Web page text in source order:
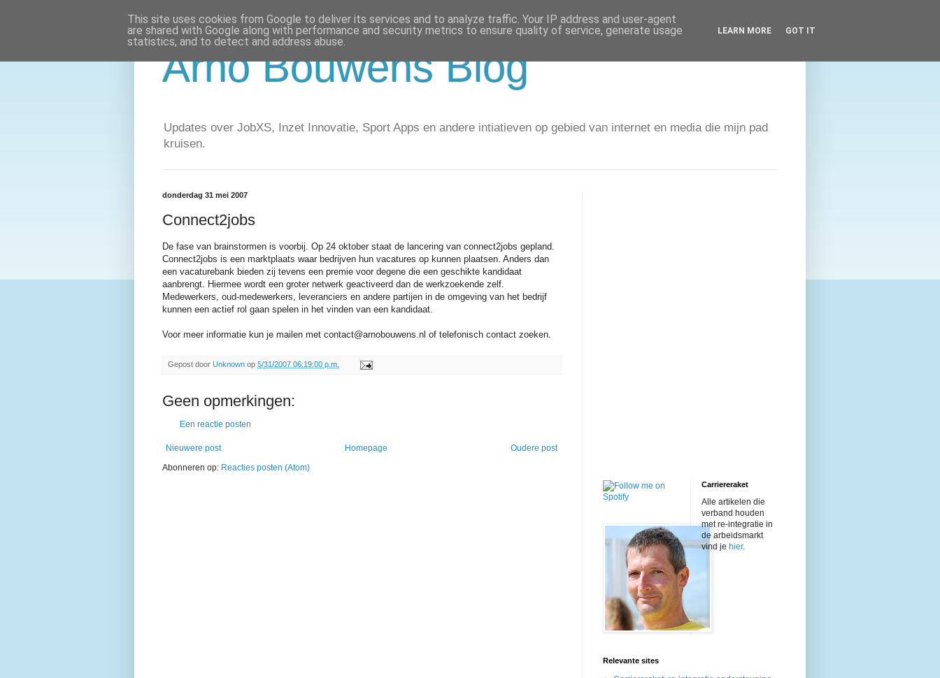
Arno Bouwens Blog
Updates over JobXS, Inzet Innovatie, Sport Apps en andere intiatieven op gebied van internet en media die mijn pad
kruisen.
donderdag 31 mei 2007
Connect2jobs
De fase van brainstormen is voorbij. Op 24 oktober staat de lancering van connect2jobs gepland.
Connect2jobs is een marktplaats waar bedrijven hun vacatures op kunnen plaatsen. Anders dan
een vacaturebank bieden zij tevens een premie voor degene die een geschikte kandidaat
aanbrengt. Hiermee wordt een groter netwerk geactiveerd dan de werkzoekende zelf.
Medewerkers, oud-medewerkers, leveranciers en andere partijen in de omgeving van het bedrijf
kunnen een actief rol gaan spelen in het vinden van een kandidaat.
Voor meer informatie kun je mailen met contact@arnobouwens.nl of telefonisch contact zoeken.
Gepost door Unknown op 5/31/2007 06:19:00 p.m.
Geen opmerkingen:
Een reactie posten
Nieuwere post Oudere post
Homepage
Abonneren op: Reacties posten (Atom)
Carriereraket
Alle artikelen die
verband houden
met re-integratie in
de arbeidsmarkt
vind je hier.
Relevante sites
This site uses cookies from Google to deliver its services and to analyze traffic. Your IP address and user-agent
are shared with Google along with performance and security metrics to ensure quality of service, generate usage
statistics, and to detect and address abuse.
LEARN MORE GOT IT